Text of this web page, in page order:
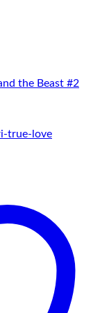
the Beast #2